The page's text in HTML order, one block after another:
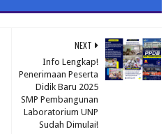
NEXT
Info Lengkap!
Penerimaan Peserta
Didik Baru 2025
SMP Pembangunan
Laboratorium UNP
Sudah Dimulai!